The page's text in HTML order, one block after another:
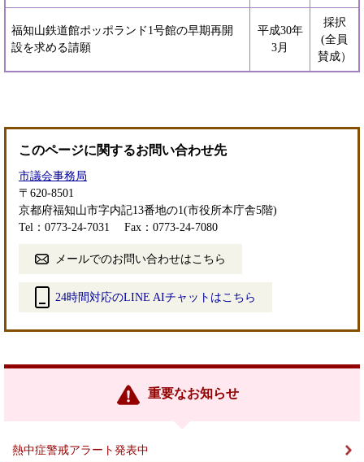
福知山鉄道館ポッポランド1号館の早期再開
設を求める請願
平成30年
3月
採択
(全員
賛成）
このページに関するお問い合わせ先
市議会事務局
〒620-8501
京都府福知山市字内記13番地の1(市役所本庁舎5階)
Tel：0773-24-7031
Fax：0773-24-7080
メールでのお問い合わせはこちら
24時間対応のLINE AIチャットはこちら
リ
重要なお知らせ
熱中症警戒アラート発表中